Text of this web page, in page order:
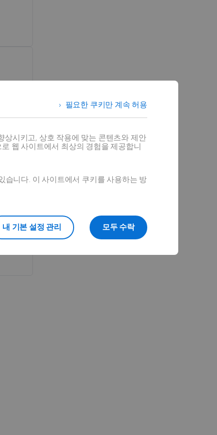
필요한 쿠키만 계속 허용
상시키고, 상호 작용에 맞는 콘텐츠와 제안
웹 사이트에서 최상의 경험을 제공합니
습니다. 이 사이트에서 쿠키를 사용하는 방
모두 수락
내 기본 설정 관리